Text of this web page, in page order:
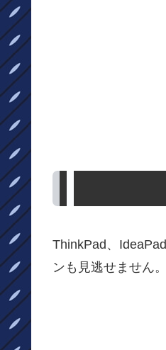
ThinkPad、
ンも見逃せません。